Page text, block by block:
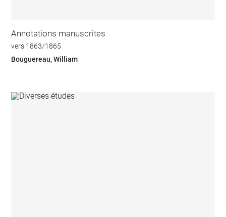
Annotations manuscrites
vers 1863/1865
Bouguereau, William